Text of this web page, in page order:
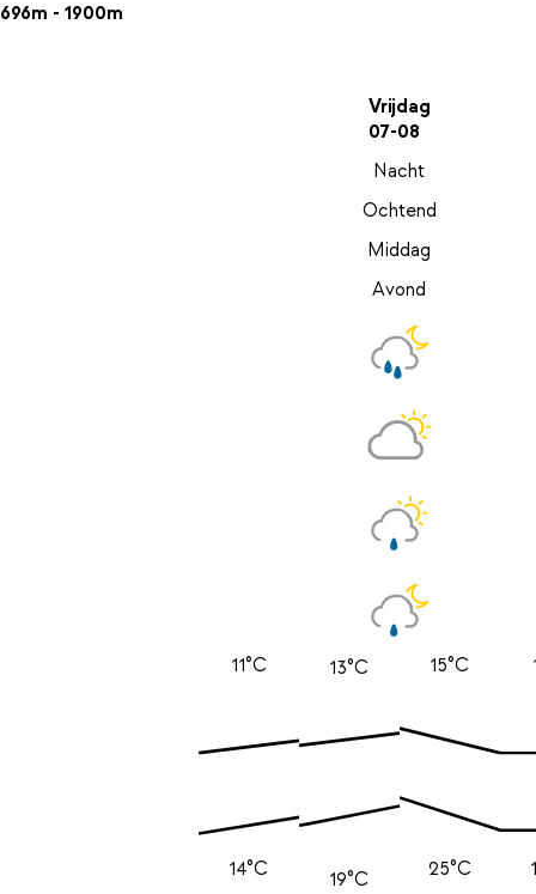
696m - 1900m
Vrijdag
07-08
Nacht
Ochtend
Middag
Avond
11°C
14°C
13°C
19°C
15°C
25°C